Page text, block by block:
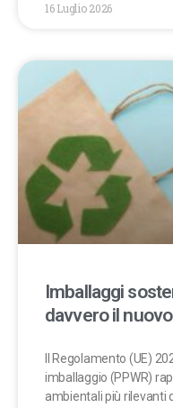
16 Luglio 2026
Imballaggi
davvero il
Il Regolamento (UE)
imballaggio (PPWR)
ambientali più rilevanti